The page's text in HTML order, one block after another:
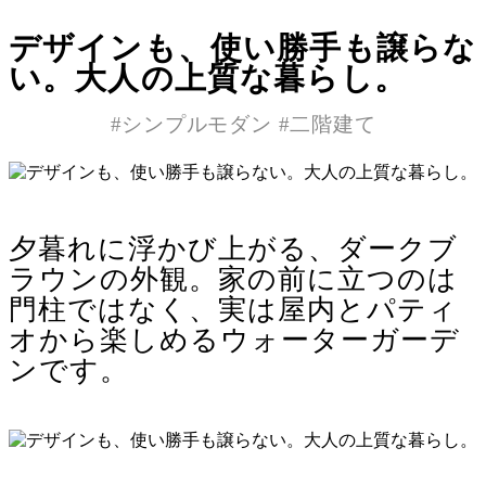
デザインも、使い勝手も譲らな
い。大人の上質な暮らし。
#シンプルモダン #二階建て
夕暮れに浮かび上がる、ダークブ
ラウンの外観。家の前に立つのは
門柱ではなく、実は屋内とパティ
オから楽しめるウォーターガーデ
ンです。